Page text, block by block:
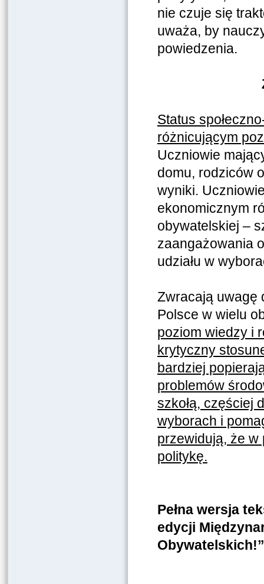
nie czuje się
uważa, by
powiedzenia.
Status
różnicującym
Uczniowie
domu, rodziców
wyniki.
ekonomicznym
obywatelskiej –
zaangażowania
udziału w
Zwracają uwagę
Polsce w wielu
poziom wiedzy i
krytyczny
bardziej
problemów
szkołą, częściej
wyborach i
przewidują, że w
politykę.
Pełna wersja
edycji